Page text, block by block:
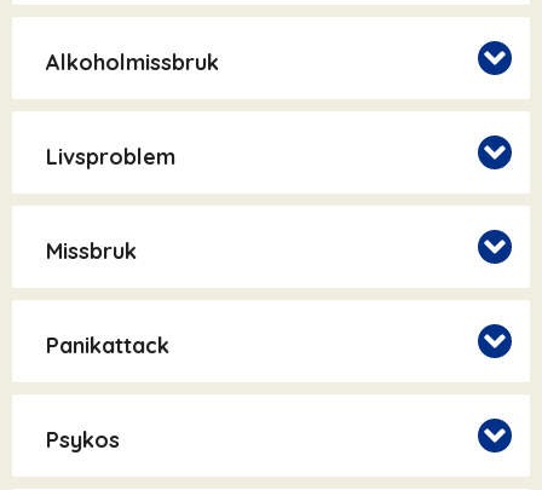
Alkoholmissbruk
Livsproblem
Missbruk
Panikattack
Psykos